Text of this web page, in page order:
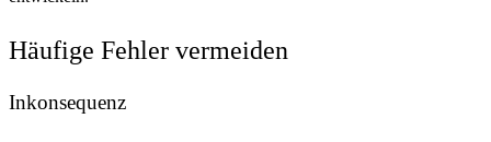
Häufige Fehler vermeiden
Inkonsequenz